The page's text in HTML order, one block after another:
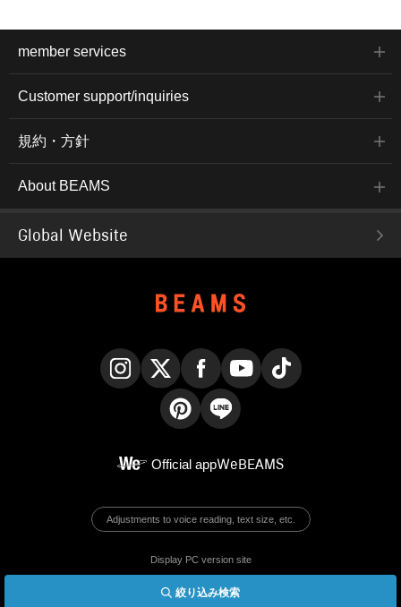
絞り込み検索
member services
Customer support/inquiries
規約・方針
About BEAMS
Global Website
Official appWeBEAMS
Adjustments to voice reading, text size, etc.
Display PC version site
© BEAMS Co., Ltd.